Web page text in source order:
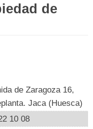
de
de Zaragoza 16,
Jaca (Huesca)
10 08